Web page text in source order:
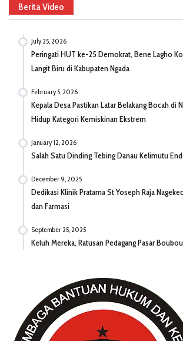
Berita Video
July 25, 2026
Peringati HUT ke-25 Demokrat, Bene Lagho
Langit Biru di Kabupaten Ngada
February 5, 2026
Kepala Desa Pastikan Latar Belakang Bocah di
Hidup Kategori Kemiskinan Ekstrem
January 12, 2026
Salah Satu Dinding Tebing Danau Kelimutu
December 9, 2025
Dedikasi Klinik Pratama St Yoseph Raja
dan Farmasi
September 25, 2025
Keluh Mereka, Ratusan Pedagang Pasar